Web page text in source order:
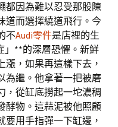
都因為難以忍受那股陳
道而選擇繞道飛行。今
不Audi零件是店裡的生
」**的深層恐懼。新鮮
，如果再這樣下去，
為繼。他拿著一把被磨
，從缸底撈起一坨濃稠
酵物。這蒜泥被他照顧
用手指彈一下缸邊，